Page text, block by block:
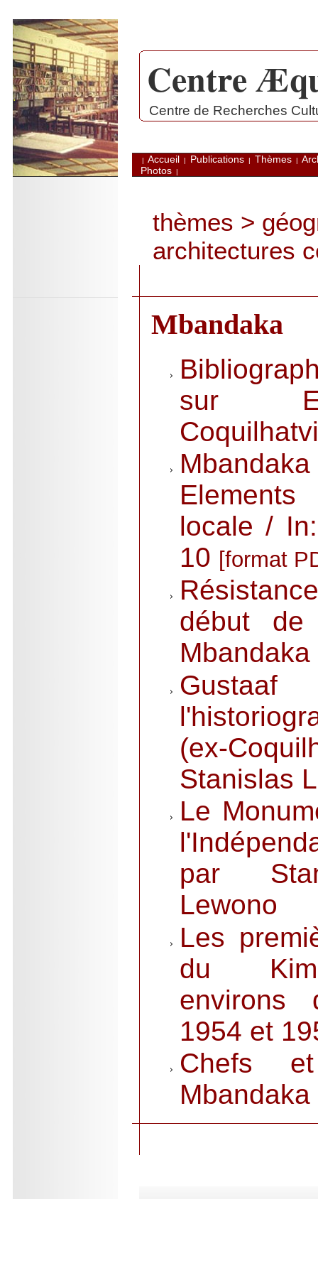
. Centre
Centre de Recherches
| Accueil | Publications | Thèmes |
Photos |
thèmes >
architectures
Mbandaka
sur
locale /
10 [format
début
(ex-
Stanislas
Le
par
Lewono
Les
du
environs
1954 et
Chefs
Mbandaka